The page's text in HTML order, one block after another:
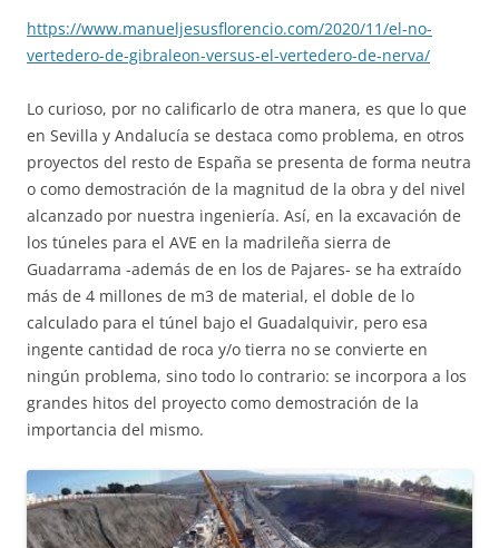
https://www.manueljesusflorencio.com/2020/11/el-no-
vertedero-de-gibraleon-versus-el-vertedero-de-nerva/
Lo curioso, por no calificarlo de otra manera, es que lo que
en Sevilla y Andalucía se destaca como problema, en otros
proyectos del resto de España se presenta de forma neutra
o como demostración de la magnitud de la obra y del nivel
alcanzado por nuestra ingeniería. Así, en la excavación de
los túneles para el AVE en la madrileña sierra de
Guadarrama -además de en los de Pajares- se ha extraído
más de 4 millones de m3 de material, el doble de lo
calculado para el túnel bajo el Guadalquivir, pero esa
ingente cantidad de roca y/o tierra no se convierte en
ningún problema, sino todo lo contrario: se incorpora a los
grandes hitos del proyecto como demostración de la
importancia del mismo.